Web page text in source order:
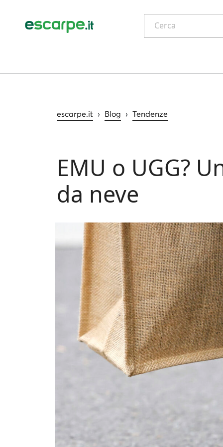
Cerca
escarpe.it › Blog › Tendenze
EMU o UGG?
da neve